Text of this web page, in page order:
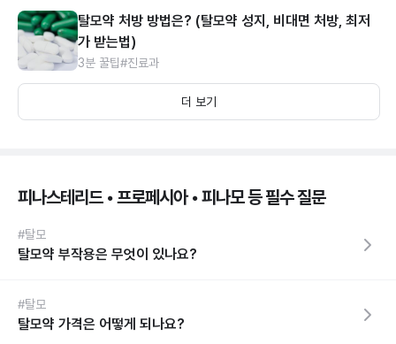
탈모약 처방 방법은? (탈모약 성지, 비대면 처방, 최저
가 받는법)
3분 꿀팁#진료과
더 보기
피나스테리드 • 프로페시아 • 피나모 등 필수 질문
#탈모
탈모약 부작용은 무엇이 있나요?
#탈모
탈모약 가격은 어떻게 되나요?